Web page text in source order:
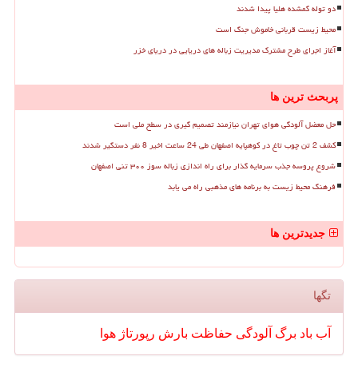
دو توله گمشده هلیا پیدا شدند
محیط زیست قربانی خاموش جنگ است
آغاز اجرای طرح مشترک مدیریت زباله های دریایی در دریای خزر
پربحث ترین ها
حل معضل آلودگی هوای تهران نیازمند تصمیم گیری در سطح ملی است
کشف 2 تن چوب تاغ در کوهپایه اصفهان طی 24 ساعت اخیر 8 نفر دستگیر شدند
شروع پروسه جذب سرمایه گذار برای راه اندازی زباله سوز ۳۰۰ تنی اصفهان
فرهنگ محیط زیست به برنامه های مذهبی راه می یابد
جدیدترین ها
تگها
آب باد برگ آلودگی حفاظت بارش رپورتاژ هوا